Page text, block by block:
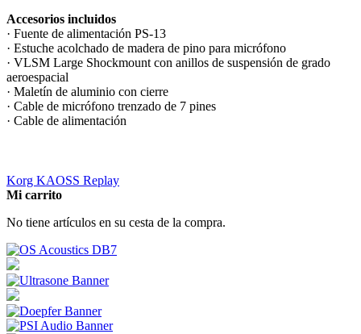
Accesorios incluidos
· Fuente de alimentación PS-13
· Estuche acolchado de madera de pino para micrófono
· VLSM Large Shockmount con anillos de suspensión de grado
aeroespacial
· Maletín de aluminio con cierre
· Cable de micrófono trenzado de 7 pines
· Cable de alimentación
Korg KAOSS Replay
Mi carrito
No tiene artículos en su cesta de la compra.